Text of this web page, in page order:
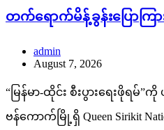
တက်ရောက်မိန့်ခွန်းပြောကြာ
admin
August 7, 2026
“မြန်မာ-ထိုင်း စီးပွားရေးဖိုရမ်
ဗန်ကောက်မြို့ရှိ Queen Sirikit